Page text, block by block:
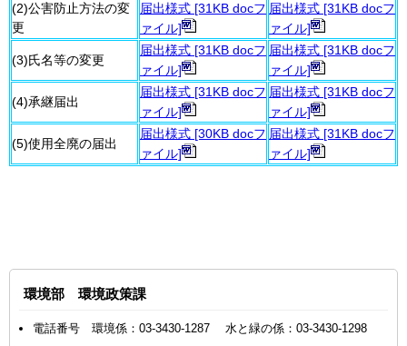
(2)公害防止方法の変
更
届出様式 [31KB docフ
ァイル]
届出様式 [31KB docフ
ァイル]
(3)氏名等の変更
届出様式 [31KB docフ
ァイル]
届出様式 [31KB docフ
ァイル]
(4)承継届出
届出様式 [31KB docフ
ァイル]
届出様式 [31KB docフ
ァイル]
(5)使用全廃の届出
届出様式 [30KB docフ
ァイル]
届出様式 [31KB docフ
ァイル]
環境部 環境政策課
電話番号 環境係：03-3430-1287 水と緑の係：03-3430-1298